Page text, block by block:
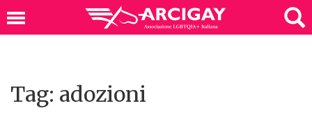
Tag: adozioni